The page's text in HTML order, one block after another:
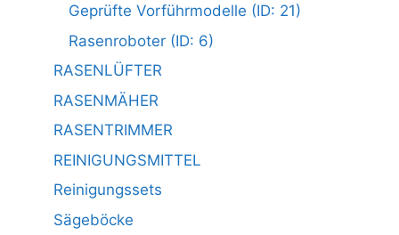
Geprüfte Vorführmodelle (ID: 21)
Rasenroboter (ID: 6)
RASENLÜFTER
RASENMÄHER
RASENTRIMMER
REINIGUNGSMITTEL
Reinigungssets
Sägeböcke